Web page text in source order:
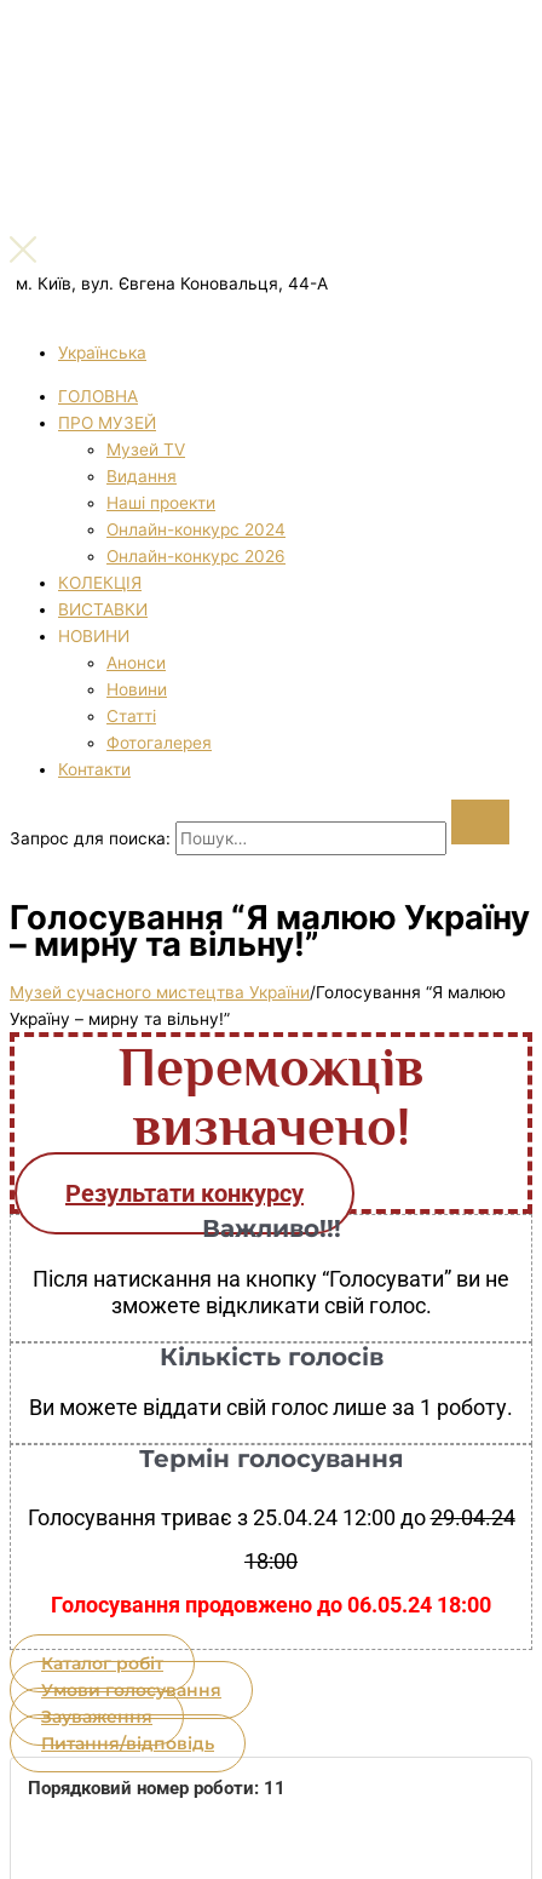
м. Київ, вул. Євгена Коновальця, 44-А
Українська
ГОЛОВНА
ПРО МУЗЕЙ
Музей TV
Видання
Наші проекти
Онлайн-конкурс 2024
Онлайн-конкурс 2026
КОЛЕКЦІЯ
ВИСТАВКИ
НОВИНИ
Анонси
Новини
Статті
Фотогалерея
Контакти
Запрос для поиска:
Голосування “Я малюю Україну
– мирну та вільну!”
Музей сучасного мистецтва України/Голосування “Я малюю
Україну – мирну та вільну!”
Переможців
визначено!
Результати конкурсу
Важливо!!!
Після натискання на кнопку “Голосувати” ви не
зможете відкликати свій голос.
Кількість голосів
Ви можете віддати свій голос лише за 1 роботу.
Термін голосування
Голосування триває з 25.04.24 12:00 до29.04.24
18:00
Голосування продовжено до 06.05.24 18:00
Каталог робіт
Умови голосування
Зауваження
Питання/відповідь
Порядковий номер роботи: 11